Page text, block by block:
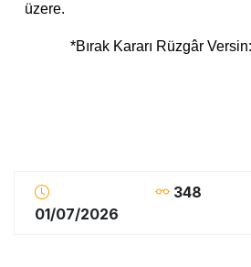
üzere.
*Bırak Kararı Rüzgâr
01/07/2026
348